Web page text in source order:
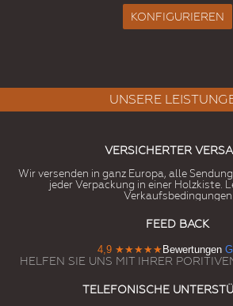
KONFIGURIEREN
UNSERE
VERSICHERTER
Wir versenden in ganz Europa, alle
jeder Verpackung in einer Holzkiste.
Verkaufsbedingungen
FEED BACK
4,9 ★★★★★ Bewertungen G
HELFEN SIE UNS MIT IHRER
TELEFONISCHE